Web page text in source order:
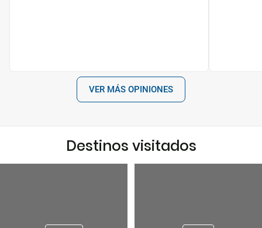
VER MÁS OPINIONES
Destinos visitados